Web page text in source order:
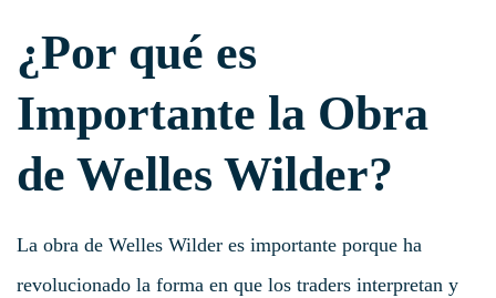
¿Por qué es
Importante la Obra
de Welles Wilder?
La obra de Welles Wilder es importante porque ha
revolucionado la forma en que los traders interpretan y